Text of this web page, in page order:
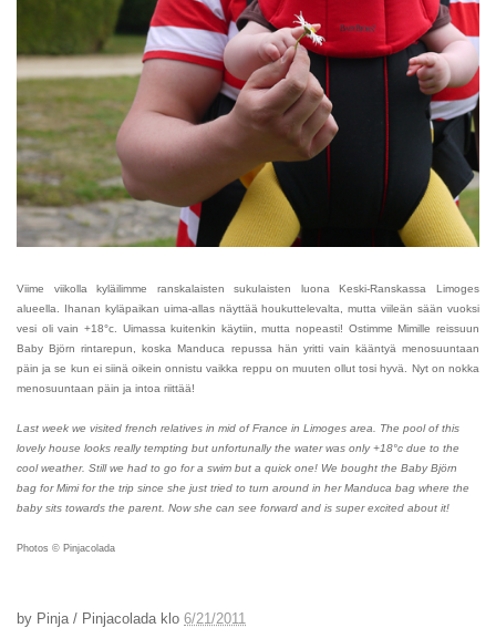
Viime viikolla kyläilimme ranskalaisten sukulaisten luona Keski-Ranskassa Limoges
alueella. Ihanan kyläpaikan uima-allas näyttää houkuttelevalta, mutta viileän sään vuoksi
vesi oli vain +18°c. Uimassa kuitenkin käytiin, mutta nopeasti! Ostimme Mimille reissuun
Baby Björn rintarepun, koska Manduca repussa hän yritti vain kääntyä menosuuntaan
päin ja se kun ei siinä oikein onnistu vaikka reppu on muuten ollut tosi hyvä. Nyt on nokka
menosuuntaan päin ja intoa riittää!
Last week we visited french relatives in mid of France in Limoges area. The pool of this
lovely house looks really tempting but unfortunally the water was only+18°c due to the
cool weather. Still we had to go for a swim but a quick one! We bought the Baby Björn
bag for Mimi for the trip since she just tried to turn around in her Manduca bag where the
baby sits towards the parent. Now she can see forward and is super excited about it!
Photos © Pinjacolada
by Pinja / Pinjacolada klo 6/21/2011